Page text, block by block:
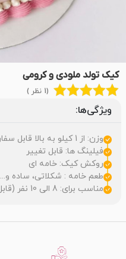
کیک تولد ملودی و کرومی
(1 نظر )
ویژگی‌ها:
وزن: از 1 کیلو به بالا قابل سفارش
فیلینگ ها: قابل تغییر
روکش کیک: خامه ای
طعم خامه : شکلاتی، ساده و...
مناسب برای: 8 الی 10 نفر (قابل تغییر)